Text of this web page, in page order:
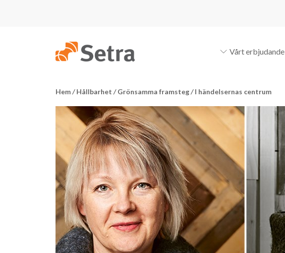
Vårt erbjudande
Hem/ Hållbarhet / Grönsamma framsteg/ I händelsernas centrum